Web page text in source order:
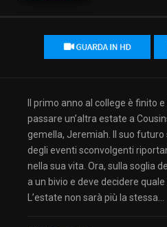
Il primo anno al college è finito
passare un’altra estate a
gemella, Jeremiah. Il suo
degli eventi sconvolgenti
nella sua vita. Ora, sulla soglia
a un bivio e deve decidere
L’estate non sarà più la stessa…